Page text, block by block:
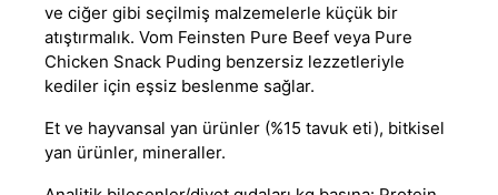
ve ciğer gibi seçilmiş malzemelerle küçük bir
atıştırmalık. Vom Feinsten Pure Beef veya Pure
Chicken Snack Puding benzersiz lezzetleriyle
kediler için eşsiz beslenme sağlar.
Et ve hayvansal yan ürünler (%15 tavuk eti), bitkisel
yan ürünler, mineraller.